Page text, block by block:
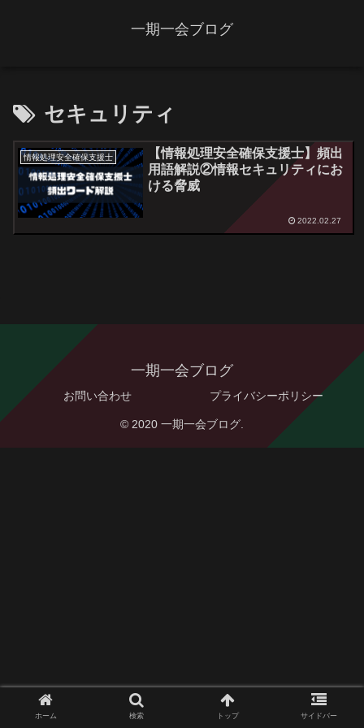
一期一会ブログ
セキュリティ
情報処理安全確保支援士
【情報処理安全確保支援士】頻出
用語解説②情報セキュリティにお
ける脅威
2022.02.27
一期一会ブログ
お問い合わせ プライバシーポリシー
© 2020 一期一会ブログ.
ホーム 検索 トップ サイドバー